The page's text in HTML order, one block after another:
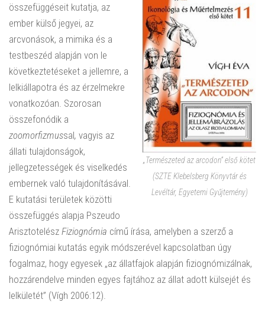
„Természeted az arcodon” első kötet
(SZTE Klebelsberg Könyvtár és
Levéltár, Egyetemi Gyűjtemény)
összefüggéseit kutatja, az
ember külső jegyei, az
arcvonások, a mimika és a
testbeszéd alapján von le
következtetéseket a jellemre, a
lelkiállapotra és az érzelmekre
vonatkozóan. Szorosan
összefonódik a
zoomorfizmussal, vagyis az
állati tulajdonságok,
jellegzetességek és viselkedés
embernek való tulajdonításával.
E kutatási területek közötti
összefüggés alapja Pszeudo
Arisztotelész Fiziognómia című írása, amelyben a szerző a
fiziognómiai kutatás egyik módszerével kapcsolatban úgy
fogalmaz, hogy egyesek „az állatfajok alapján fiziognómizálnak,
hozzárendelve minden egyes fajtához az állat adott külsejét és
lelkületét” (Vígh 2006:12).